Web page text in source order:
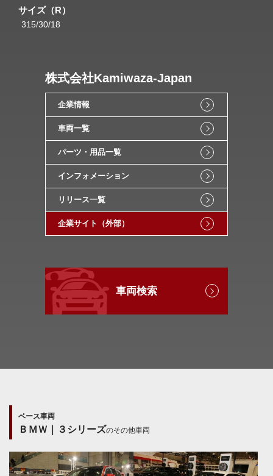
サイズ（R）
315/30/18
株式会社Kamiwaza-Japan
企業情報
車両一覧
パーツ・用品一覧
インフォメーション
リリース一覧
企業サイト（外部）
車両検索
ベース車両
ＢＭＷ｜３シリーズのその他車両